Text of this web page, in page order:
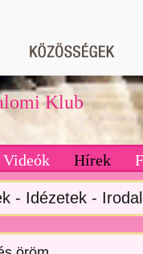
Klub
Videók Hírek
- Idézetek -